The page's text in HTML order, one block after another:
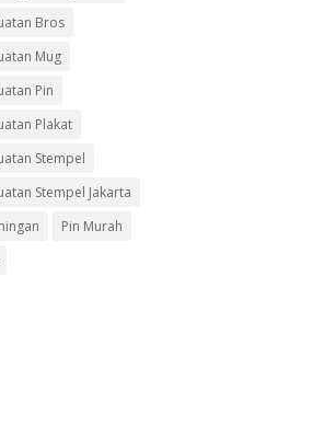
Bros
Mug
Pin
Plakat
Stempel
Stempel Jakarta
Pin Murah